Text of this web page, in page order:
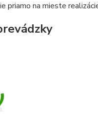
priamo na mieste